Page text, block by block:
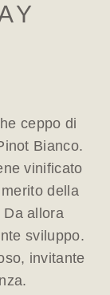
ceppo di
Bianco.
vinificato
della
Da allora
sviluppo.
invitante